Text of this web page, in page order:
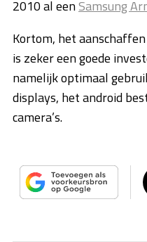
2010 al eenSamsung
Kortom, het
is zeker een goede
namelijk optimaal
displays, het android
camera’s.